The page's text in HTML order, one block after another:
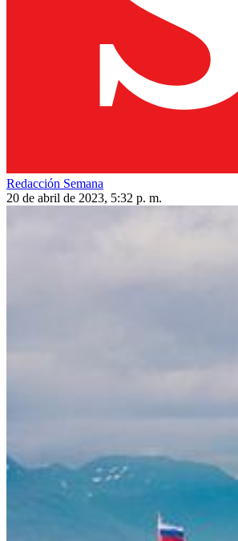
Redacción Semana
20 de abril de 2023, 5:32 p. m.